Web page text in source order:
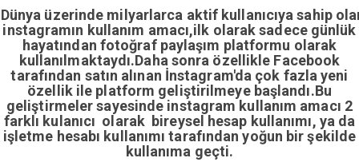
üzerinde milyarlarca aktif kullanıcıya sahip
instagramın kullanım amacı,ilk olarak sadece günlük
hayatından fotoğraf paylaşım platformu olarak
kullanılmaktaydı.Daha sonra özellikle Facebook
tarafından satın alınan İnstagram'da çok fazla yeni
özellik ile platform geliştirilmeye başlandı.Bu
geliştirmeler sayesinde instagram kullanım amacı 2
farklı kulanıcı olarak bireysel hesap kullanımı, ya da
işletme hesabı kullanımı tarafından yoğun bir şekilde
kullanıma geçti.